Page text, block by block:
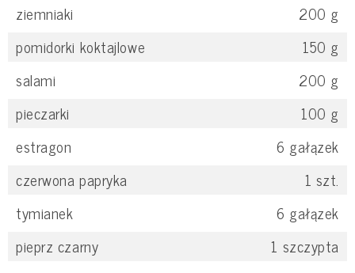
ziemniaki
200 g
pomidorki koktajlowe
150 g
salami
200 g
pieczarki
100 g
estragon
6 gałązek
czerwona papryka
1 szt.
tymianek
6 gałązek
pieprz czarny
1 szczypta